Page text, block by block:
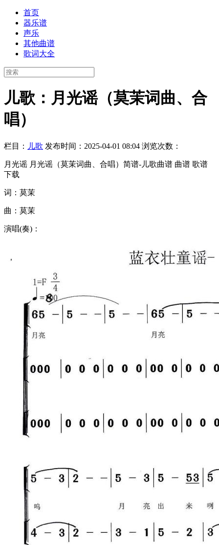
首页
器乐谱
声乐
其他曲谱
歌词大全
儿歌：月光谣（莫茉词曲、合
唱）
栏目： 儿歌 发布时间：2025-04-01 08:04 浏览次数：
月光谣 月光谣（莫茉词曲、合唱）简谱-儿歌曲谱 曲谱 歌谱
下载
词：莫茉
曲：莫茉
演唱(奏)：